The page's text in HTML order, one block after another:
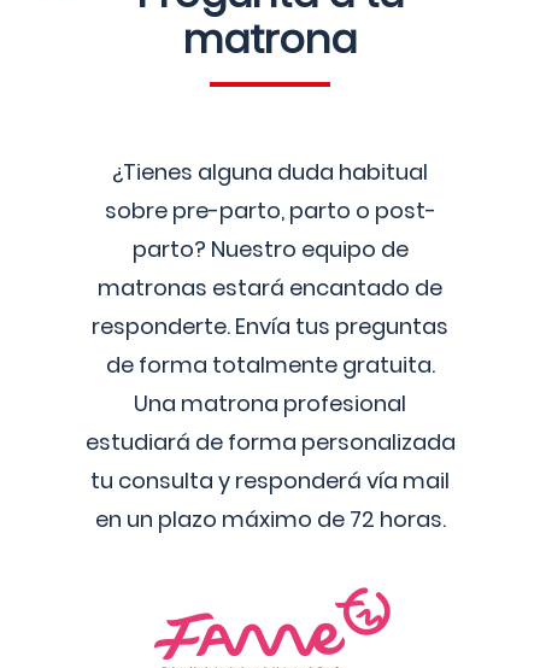
matrona
¿Tienes alguna duda habitual
sobre pre-parto, parto o post-
parto? Nuestro equipo de
matronas estará encantado de
responderte. Envía tus preguntas
de forma totalmente gratuita.
Una matrona profesional
estudiará de forma personalizada
tu consulta y responderá vía mail
en un plazo máximo de 72 horas.